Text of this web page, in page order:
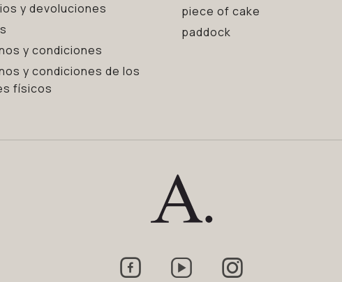
y devoluciones
y condiciones
y condiciones de los
físicos
piece of cake
paddock
  